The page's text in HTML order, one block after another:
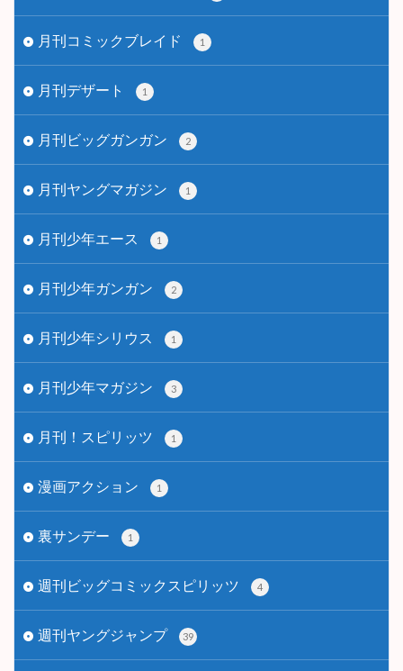
月刊コミックブレイド 1
月刊デザート 1
月刊ビッグガンガン 2
月刊ヤングマガジン 1
月刊少年エース 1
月刊少年ガンガン 2
月刊少年シリウス 1
月刊少年マガジン 3
月刊！スピリッツ 1
漫画アクション 1
裏サンデー 1
週刊ビッグコミックスピリッツ 4
週刊ヤングジャンプ 39